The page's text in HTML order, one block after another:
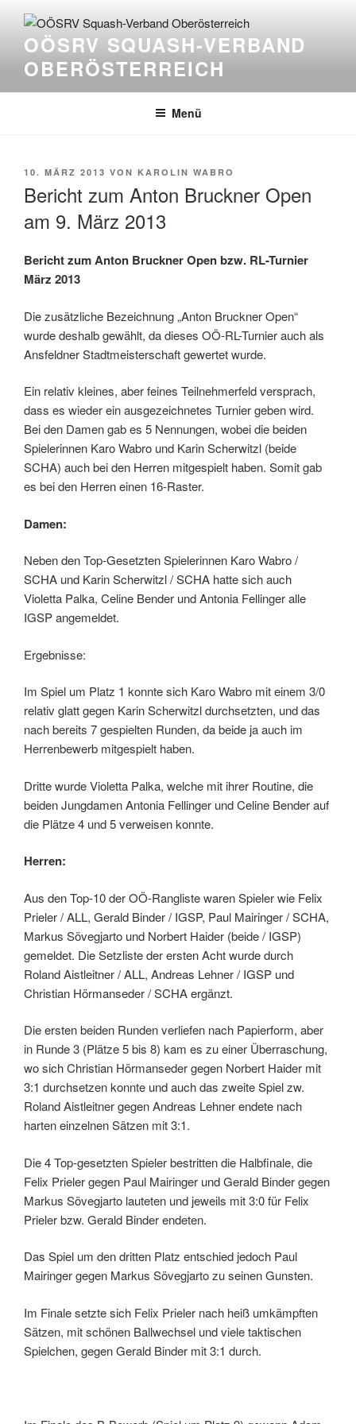
Inhalt
springenOÖSRV SQUASH-VERBAND
OBERÖSTERREICH
Menü
VERÖFFENTLICHT
10. MÄRZ 2013 VON KAROLIN WABRO
Bericht zum Anton Bruckner Open
am 9. März 2013
Bericht zum Anton Bruckner Open bzw. RL-Turnier
März 2013
Die zusätzliche Bezeichnung „Anton Bruckner Open“
wurde deshalb gewählt, da dieses OÖ-RL-Turnier auch als
Ansfeldner Stadtmeisterschaft gewertet wurde.
Ein relativ kleines, aber feines Teilnehmerfeld versprach,
dass es wieder ein ausgezeichnetes Turnier geben wird.
Bei den Damen gab es 5 Nennungen, wobei die beiden
Spielerinnen Karo Wabro und Karin Scherwitzl (beide
SCHA) auch bei den Herren mitgespielt haben. Somit gab
es bei den Herren einen 16-Raster.
Damen:
Neben den Top-Gesetzten Spielerinnen Karo Wabro /
SCHA und Karin Scherwitzl / SCHA hatte sich auch
Violetta Palka, Celine Bender und Antonia Fellinger alle
IGSP angemeldet.
Ergebnisse:
Im Spiel um Platz 1 konnte sich Karo Wabro mit einem 3/0
relativ glatt gegen Karin Scherwitzl durchsetzten, und das
nach bereits 7 gespielten Runden, da beide ja auch im
Herrenbewerb mitgespielt haben.
Dritte wurde Violetta Palka, welche mit ihrer Routine, die
beiden Jungdamen Antonia Fellinger und Celine Bender auf
die Plätze 4 und 5 verweisen konnte.
Herren:
Aus den Top-10 der OÖ-Rangliste waren Spieler wie Felix
Prieler / ALL, Gerald Binder / IGSP, Paul Mairinger / SCHA,
Markus Sövegjarto und Norbert Haider (beide / IGSP)
gemeldet. Die Setzliste der ersten Acht wurde durch
Roland Aistleitner / ALL, Andreas Lehner / IGSP und
Christian Hörmanseder / SCHA ergänzt.
Die ersten beiden Runden verliefen nach Papierform, aber
in Runde 3 (Plätze 5 bis 8) kam es zu einer Überraschung,
wo sich Christian Hörmanseder gegen Norbert Haider mit
3:1 durchsetzen konnte und auch das zweite Spiel zw.
Roland Aistleitner gegen Andreas Lehner endete nach
harten einzelnen Sätzen mit 3:1.
Die 4 Top-gesetzten Spieler bestritten die Halbfinale, die
Felix Prieler gegen Paul Mairinger und Gerald Binder gegen
Markus Sövegjarto lauteten und jeweils mit 3:0 für Felix
Prieler bzw. Gerald Binder endeten.
Das Spiel um den dritten Platz entschied jedoch Paul
Mairinger gegen Markus Sövegjarto zu seinen Gunsten.
Im Finale setzte sich Felix Prieler nach heiß umkämpften
Sätzen, mit schönen Ballwechsel und viele taktischen
Spielchen, gegen Gerald Binder mit 3:1 durch.